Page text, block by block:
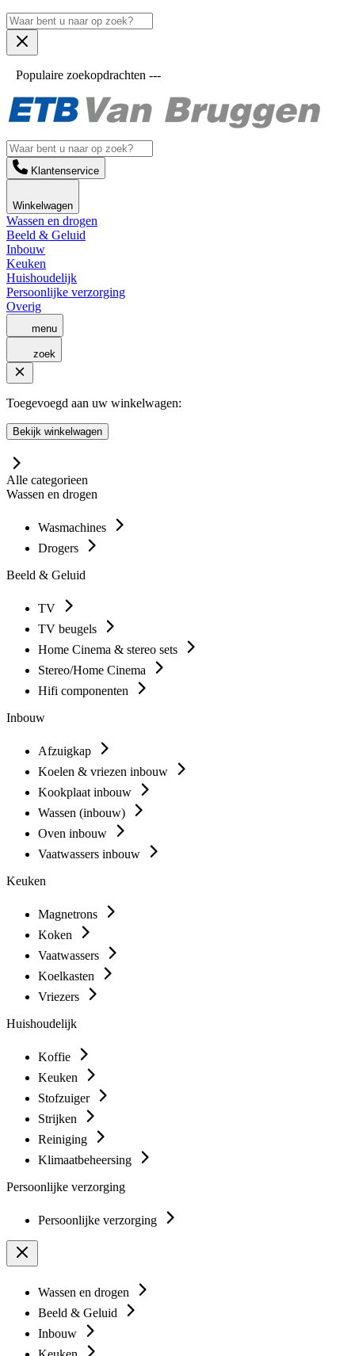
Populaire zoekopdrachten ---
Klantenservice
Winkelwagen
Wassen en drogen
Beeld & Geluid
Inbouw
Keuken
Huishoudelijk
Persoonlijke verzorging
Overig
menu
zoek
Toegevoegd aan uw winkelwagen:
Bekijk winkelwagen
Alle categorieen
Wassen en drogen
Wasmachines
Drogers
Beeld & Geluid
TV
TV beugels
Home Cinema & stereo sets
Stereo/Home Cinema
Hifi componenten
Inbouw
Afzuigkap
Koelen & vriezen inbouw
Kookplaat inbouw
Wassen (inbouw)
Oven inbouw
Vaatwassers inbouw
Keuken
Magnetrons
Koken
Vaatwassers
Koelkasten
Vriezers
Huishoudelijk
Koffie
Keuken
Stofzuiger
Strijken
Reiniging
Klimaatbeheersing
Persoonlijke verzorging
Persoonlijke verzorging
Wassen en drogen
Beeld & Geluid
Inbouw